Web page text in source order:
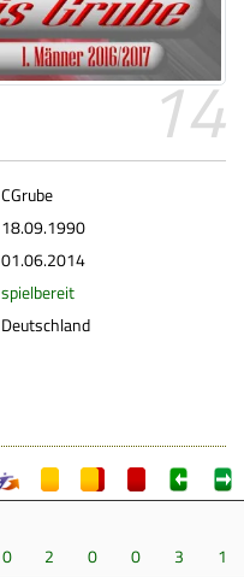
14
CGrube
18.09.1990
01.06.2014
spielbereit
Deutschland
0 2 0 0 3
1